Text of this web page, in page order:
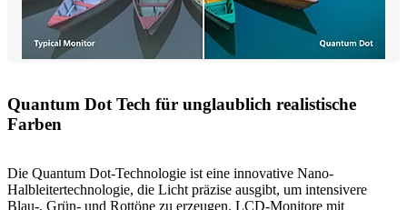
Quantum Dot Tech für unglaublich realistische
Farben
Die Quantum Dot-Technologie ist eine innovative Nano-
Halbleitertechnologie, die Licht präzise ausgibt, um intensivere
Blau-, Grün- und Rottöne zu erzeugen. LCD-Monitore mit